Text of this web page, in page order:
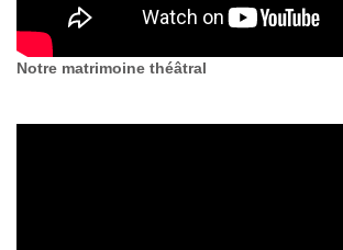
Notre matrimoine théâtral